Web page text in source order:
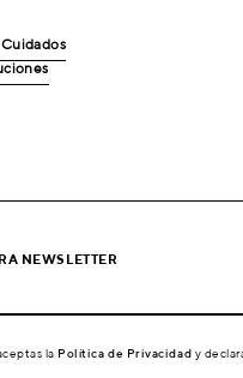
NEWSLETTER
la Política de Privacidad y